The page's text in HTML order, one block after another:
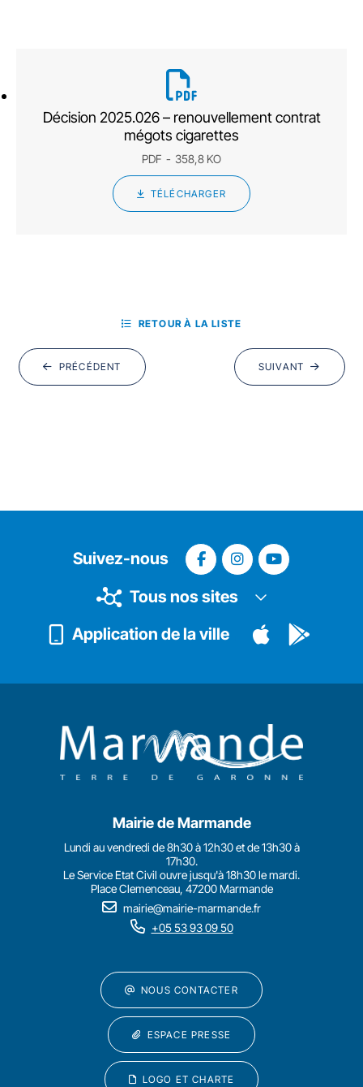
Décision 2025.026 – renouvellement contrat
mégots cigarettes
PDF 358,8 KO
TÉLÉCHARGER
PRÉCÉDENT
RETOUR À LA LISTE
SUIVANT
Suivez-nous
Tous nos sites
Application de la ville
Mairie de Marmande
Lundi au vendredi de 8h30 à 12h30 et de 13h30 à
17h30.
Le Service Etat Civil ouvre jusqu'à 18h30 le mardi.
Place Clemenceau, 47200 Marmande
mairie@mairie-marmande.fr
+05 53 93 09 50
NOUS CONTACTER
ESPACE PRESSE
LOGO ET CHARTE